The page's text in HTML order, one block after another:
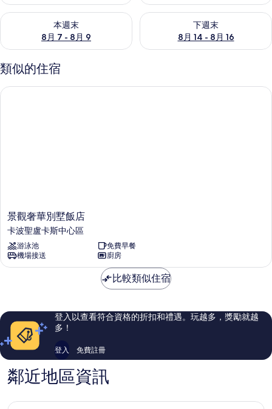
本週末
8月 7 - 8月 9
查看本週末 (8月 7 - 8月 9) 的供應情況
下週末
8月 14 - 8月 16
查看下週末 (8月 14 - 8月 16)
類似的住宿
景
觀
奢
華
別
墅
波
聖
盧
卡
斯
中
心
景觀奢華別墅飯店
卡波聖盧卡斯中心區
游泳池
免費早餐
機場接送
廚房
景觀奢華別墅飯店
比較類似住宿
登入以查看符合資格的折扣和禮遇。玩越多，獎勵就越
多！
登入 免費註冊
鄰近地區資訊